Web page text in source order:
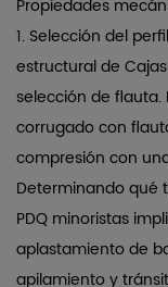
venta
3
Análisis
comparativo
del
recubrimiento
del
material
y
Propiedades
1. Selección del
estructural de
selección de
corrugado con
compresión con
Determinandoqué
PDQ minoristas
aplastamiento de
apilamiento y